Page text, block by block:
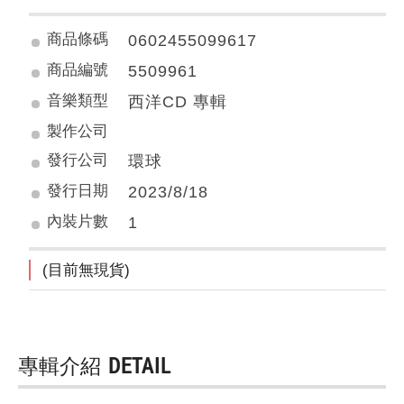
商品條碼 0602455099617
商品編號 5509961
音樂類型 西洋CD 專輯
製作公司
發行公司
環球
發行日期 2023/8/18
內裝片數 1
(目前無現貨)
專輯介紹 DETAIL